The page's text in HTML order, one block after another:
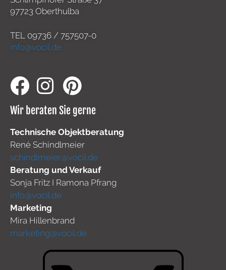
97723 Oberthulba
TEL 09736 / 757507-0
info@vocil.de
Wir beraten Sie gerne
Technische Objektberatung
René Schindlmeier
schindlmeier@vocil.de
Beratung und Verkauf
Sonja Fritz I Ramona Pfrang
info@vocil.de
Marketing
Mira Hillenbrand
marketing@vocil.de